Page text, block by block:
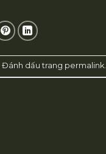
dấu trang permalink.